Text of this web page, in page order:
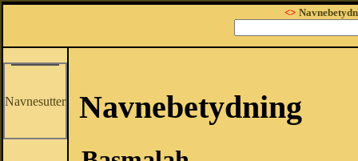
<>
Navnesutter Navnebetydning